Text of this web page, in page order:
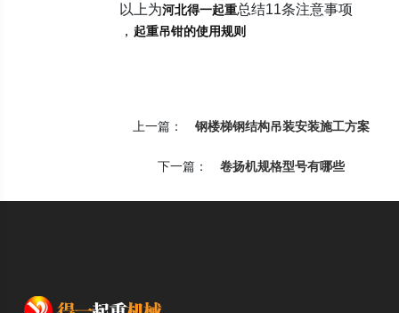
以上为河北得一起重总结11条注意事项
， 起重吊钳的使用规则
上一篇： 钢楼梯钢结构吊装安装施工方案
下一篇： 卷扬机规格型号有哪些